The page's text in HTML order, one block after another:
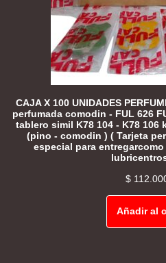
CAJA X 100 UNIDADES
perfumada comodin - FUL 626
tablero simil K78 104 - K78 106
(pino - comodin ) ( Tarjeta
especial para
$
Añadir al